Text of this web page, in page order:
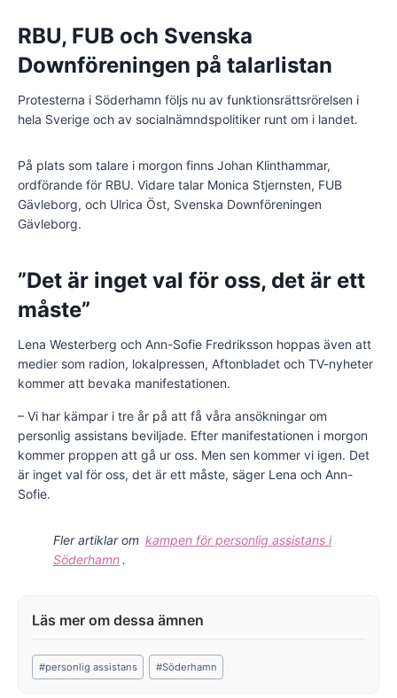
RBU, FUB och Svenska
Downföreningen på talarlistan
Protesterna i Söderhamn följs nu av funktionsrättsrörelsen i
hela Sverige och av socialnämndspolitiker runt om i landet.
På plats som talare i morgon finns Johan Klinthammar,
ordförande för RBU. Vidare talar Monica Stjernsten, FUB
Gävleborg, och Ulrica Öst, Svenska Downföreningen
Gävleborg.
”Det är inget val för oss, det är ett
måste”
Lena Westerberg och Ann-Sofie Fredriksson hoppas även att
medier som radion, lokalpressen, Aftonbladet och TV-nyheter
kommer att bevaka manifestationen.
– Vi har kämpar i tre år på att få våra ansökningar om
personlig assistans beviljade. Efter manifestationen i morgon
kommer proppen att gå ur oss. Men sen kommer vi igen. Det
är inget val för oss, det är ett måste, säger Lena och Ann-
Sofie.
Fler artiklar om kampen för personlig assistans i
Söderhamn.
Post
Tags:
#personlig assistans #Söderhamn